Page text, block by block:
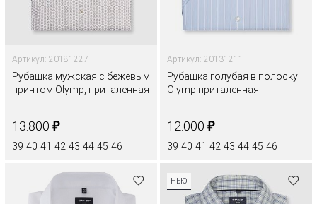
Артикул: 20181227
Рубашка мужская с бежевым
принтом Olymp, приталенная
13.800 ₽
39 40 41 42 43 44 45 46
Артикул: 20131211
Рубашка голубая в полоску
Olymp приталенная
12.000 ₽
39 40 41 42 43 44 45 46
НЬЮ